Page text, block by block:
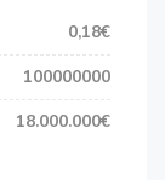
0,18€
100000000
18.000.000€